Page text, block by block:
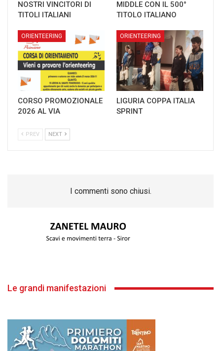
NOSTRI VINCITORI DI
TITOLI ITALIANI
MIDDLE CON IL 500°
TITOLO ITALIANO
ORIENTEERING
CORSO PROMOZIONALE
2026 AL VIA
ORIENTEERING
LIGURIA COPPA ITALIA
SPRINT
PREV NEXT
I commenti sono chiusi.
Le grandi manifestazioni